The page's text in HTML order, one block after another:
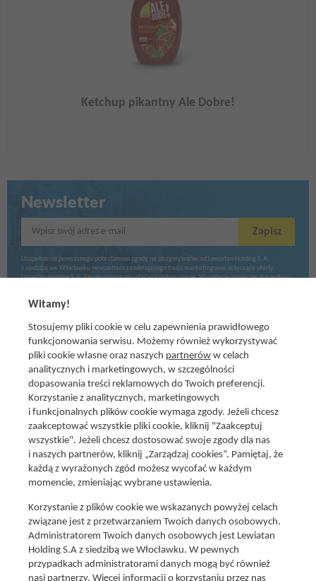
Ketchup pikantny Ale Dobre!
Newsletter
Wpisz swój adres e-mail Zapisz
Uzupełnienie powyższego pola stanowi zgodę na otrzymywanie od Lewiatan Holding S.A.
z siedzibą we Włocławku newslettera zawierającego treści marketingowe dotyczące oferty
Lewiatan Holding S.A. Zgodę można wycofać w każdym czasie. Wycofanie zgody nie ma wpływu
Social media
Znajdź nas na:
Promocje i oferty
Aktualna gazetka
Gotuję z Lewiatanem
Znajdź sklep
Aplikacja Mój Lewiatan
Karta Mój Lewiatan
Witamy!
Stosujemy pliki cookie w celu zapewnienia prawidłowego
funkcjonowania serwisu. Możemy również wykorzystywać
pliki cookie własne oraz naszych partnerów w celach
analitycznych i marketingowych, w szczególności
dopasowania treści reklamowych do Twoich preferencji.
Korzystanie z analitycznych, marketingowych
i funkcjonalnych plików cookie wymaga zgody. Jeżeli chcesz
zaakceptować wszystkie pliki cookie, kliknij "Zaakceptuj
wszystkie". Jeżeli chcesz dostosować swoje zgody dla nas
i naszych partnerów, kliknij „Zarządzaj cookies”. Pamiętaj, że
każdą z wyrażonych zgód możesz wycofać w każdym
momencie, zmieniając wybrane ustawienia.
Korzystanie z plików cookie we wskazanych powyżej celach
związane jest z przetwarzaniem Twoich danych osobowych.
Administratorem Twoich danych osobowych jest Lewiatan
Holding S.A z siedzibą we Włocławku. W pewnych
przypadkach administratorami danych mogą być również
nasi partnerzy. Więcej informacji o korzystaniu przez nas